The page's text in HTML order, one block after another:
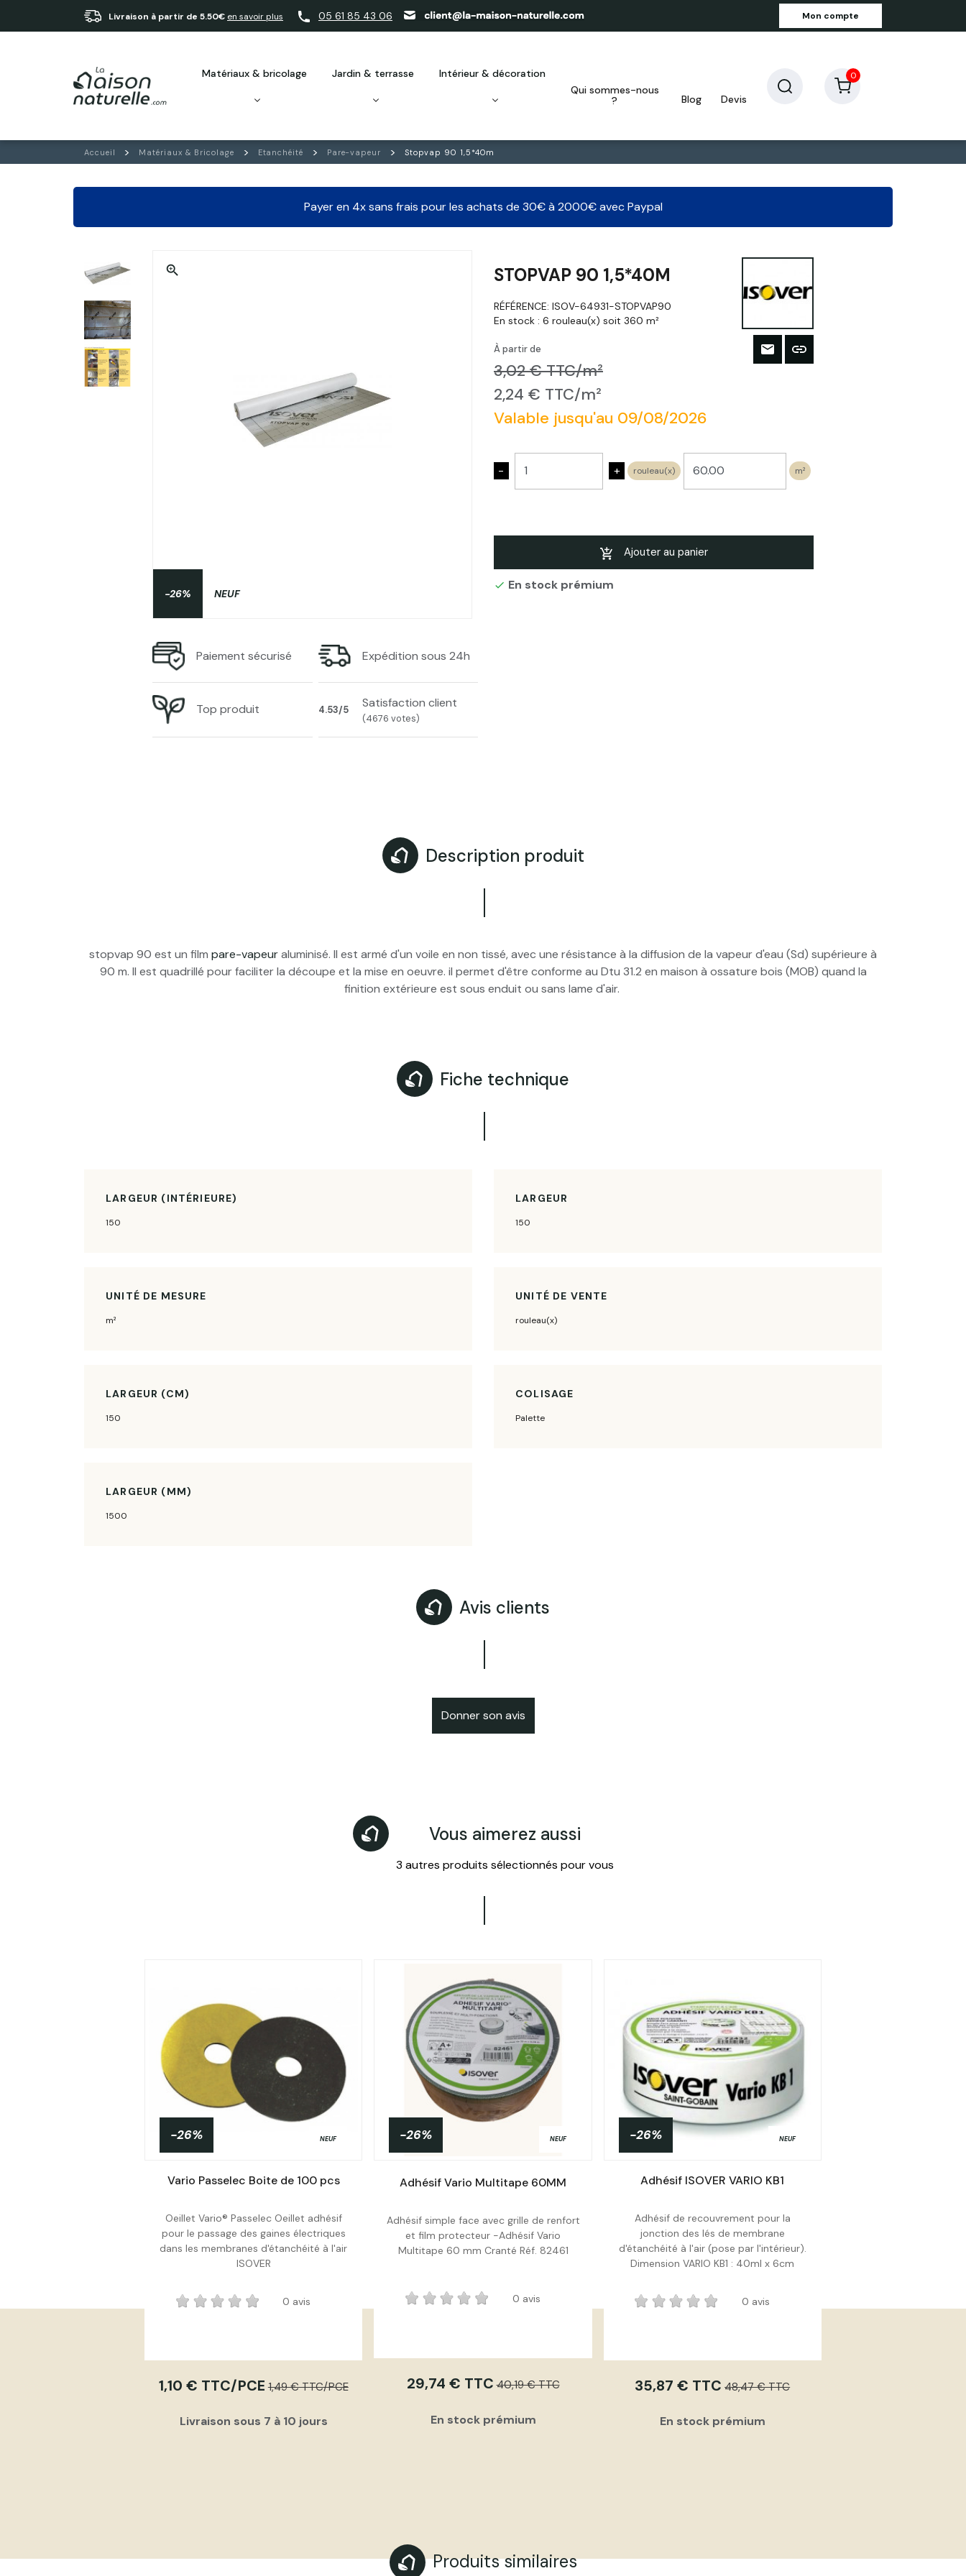
Livraison à partir de 5.50€ en savoir plus 05 61 85 43 06 Mon compte
matériaux & bricolage jardin & terrasse
intérieur & décoration
qui sommes-nous
?
blog devis
0
Accueil Matériaux & Bricolage Etanchéité Pare-vapeur Stopvap 90 1,5*40m
Payer en 4x sans frais pour les achats de 30€ à 2000€ avec Paypal
zoom_in
-26% NEUF
Paiement sécurisé Expédition sous 24h
Top produit 4.53/5 Satisfaction client
(4676 votes)
STOPVAP 90 1,5*40M
RÉFÉRENCE: ISOV-64931-STOPVAP90
En stock : 6 rouleau(x) soit 360 m²
À partir de
3,02 € TTC/m²
2,24 € TTC/m²
Valable jusqu'au 09/08/2026
- + rouleau(x) m²
Ajouter au panier
 En stock prémium
Description produit
stopvap 90 est un film pare-vapeuraluminisé. Il est armé d'un voile en non tissé, avec une résistance à la diffusion de la vapeur d'eau (Sd) supérieure à
90 m. Il est quadrillé pour faciliter la découpe et la mise en oeuvre. il permet d'être conforme au Dtu 31.2 en maison à ossature bois (MOB) quand la
finition extérieure est sous enduit ou sans lame d'air.
Fiche technique
LARGEUR (INTÉRIEURE)
150
LARGEUR
150
UNITÉ DE MESURE
m²
UNITÉ DE VENTE
rouleau(x)
LARGEUR (CM)
150
COLISAGE
Palette
LARGEUR (MM)
1500
Avis clients
Donner son avis
Vous aimerez aussi
3 autres produits sélectionnés pour vous
Acheter
-26% NEUF
Vario Passelec Boite de 100 pcs
Oeillet Vario® Passelec Oeillet adhésif
pour le passage des gaines électriques
dans les membranes d'étanchéité à l'air
ISOVER
0 avis
1,10 € TTC/PCE 1,49 € TTC/PCE
Livraison sous 7 à 10 jours
Acheter
-26% NEUF
Adhésif Vario Multitape 60MM
Adhésif simple face avec grille de renfort
et film protecteur -Adhésif Vario
Multitape 60 mm Cranté Réf. 82461
0 avis
29,74 € TTC 40,19 € TTC
En stock prémium
Acheter
-26% NEUF
Adhésif ISOVER VARIO KB1
Adhésif de recouvrement pour la
jonction des lés de membrane
d'étanchéité à l'air (pose par l'intérieur).
Dimension VARIO KB1 : 40ml x 6cm
0 avis
35,87 € TTC 48,47 € TTC
En stock prémium
Produits similaires